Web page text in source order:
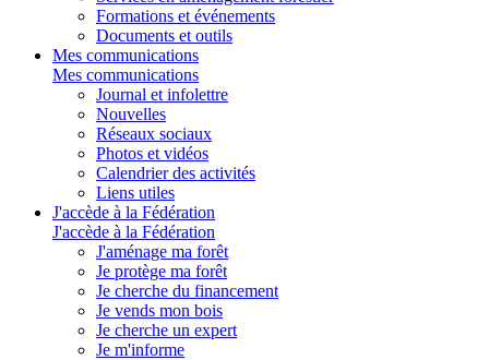
Formations et événements
Documents et outils
Mes communications
Mes communications
Journal et infolettre
Nouvelles
Réseaux sociaux
Photos et vidéos
Calendrier des activités
Liens utiles
J'accède à la Fédération
J'accède à la Fédération
J'aménage ma forêt
Je protège ma forêt
Je cherche du financement
Je vends mon bois
Je cherche un expert
Je m'informe